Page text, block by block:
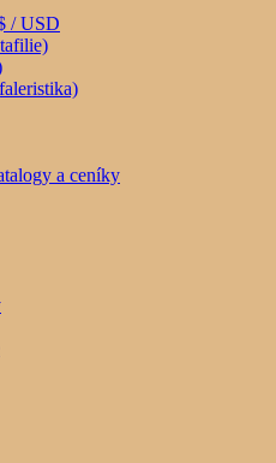
/ USD
a ceníky